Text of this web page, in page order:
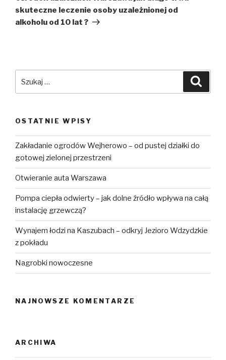
skuteczne leczenie osoby uzależnionej od
alkoholu od 10 lat ?
OSTATNIE WPISY
Zakładanie ogrodów Wejherowo – od pustej działki do
gotowej zielonej przestrzeni
Otwieranie auta Warszawa
Pompa ciepła odwierty – jak dolne źródło wpływa na całą
instalację grzewczą?
Wynajem łodzi na Kaszubach – odkryj Jezioro Wdzydzkie
z pokładu
Nagrobki nowoczesne
NAJNOWSZE KOMENTARZE
ARCHIWA